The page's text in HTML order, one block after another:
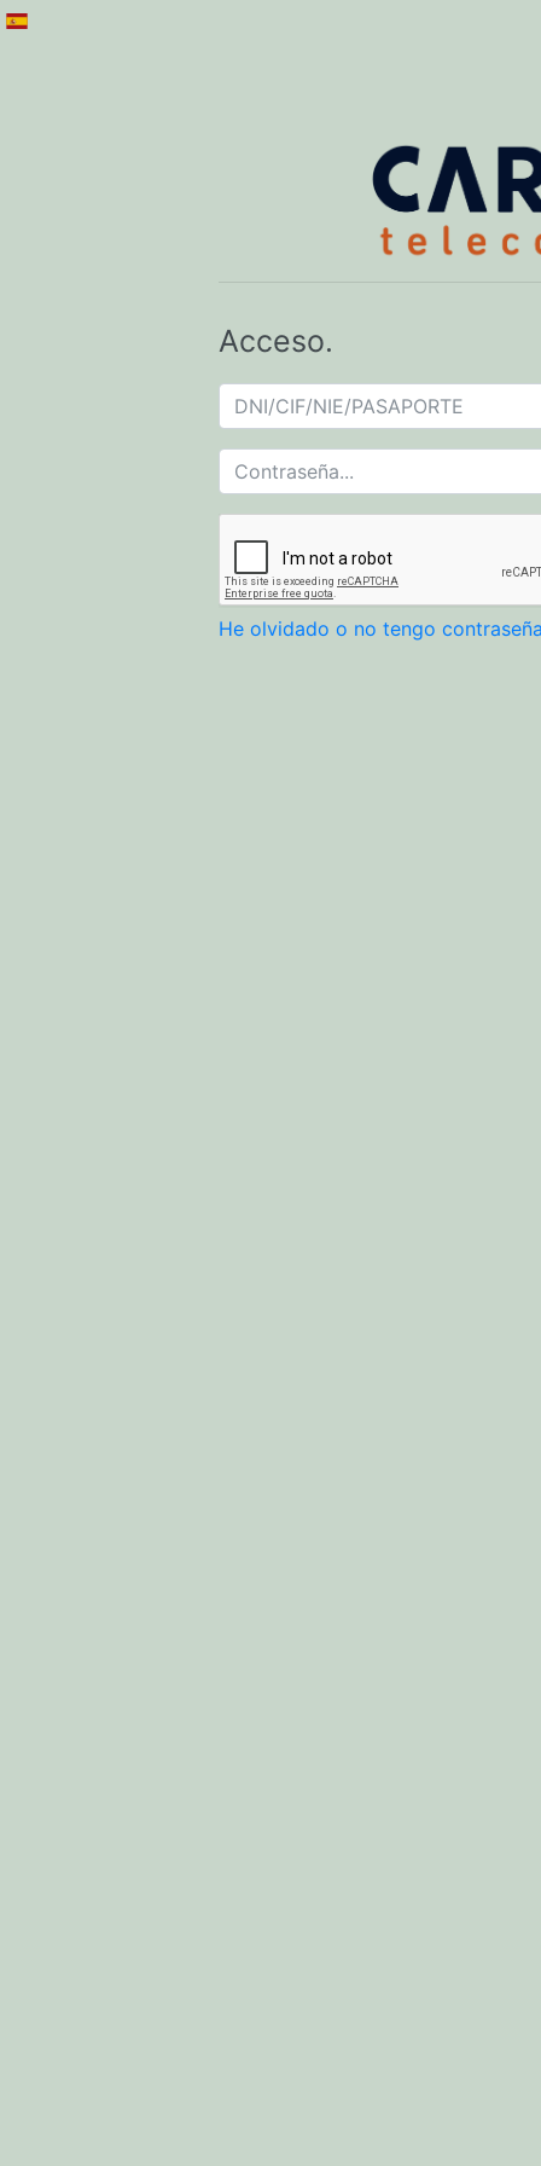
Acceso.
He olvidado o no tengo